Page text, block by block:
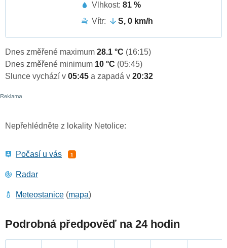
Vlhkost: 81 %
Vítr:
S, 0 km/h
Dnes změřené maximum 28.1 °C (16:15)
Dnes změřené minimum 10 °C (05:45)
Slunce vychází v 05:45 a zapadá v 20:32
Nepřehlédněte z lokality Netolice:
Počasí u vás 1
Radar
Meteostanice (mapa)
Podrobná předpověď na 24 hodin